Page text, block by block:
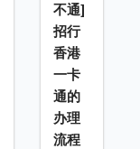
不通]
招行
香港
一卡
通的
办理
流程